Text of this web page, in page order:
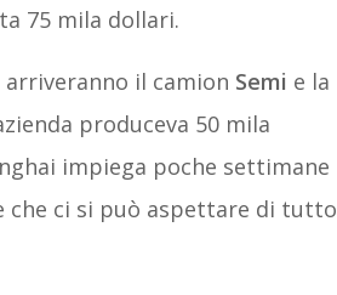
75 mila dollari.
il camion Semi e la
produceva 50 mila
impiega poche settimane
che ci si può aspettare di tutto